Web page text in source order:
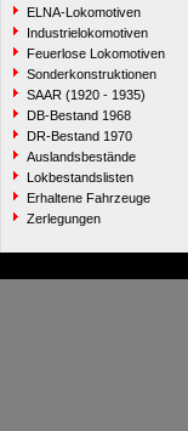
ELNA-Lokomotiven
Industrielokomotiven
Feuerlose Lokomotiven
Sonderkonstruktionen
SAAR (1920 - 1935)
DB-Bestand 1968
DR-Bestand 1970
Auslandsbestände
Lokbestandslisten
Erhaltene Fahrzeuge
Zerlegungen